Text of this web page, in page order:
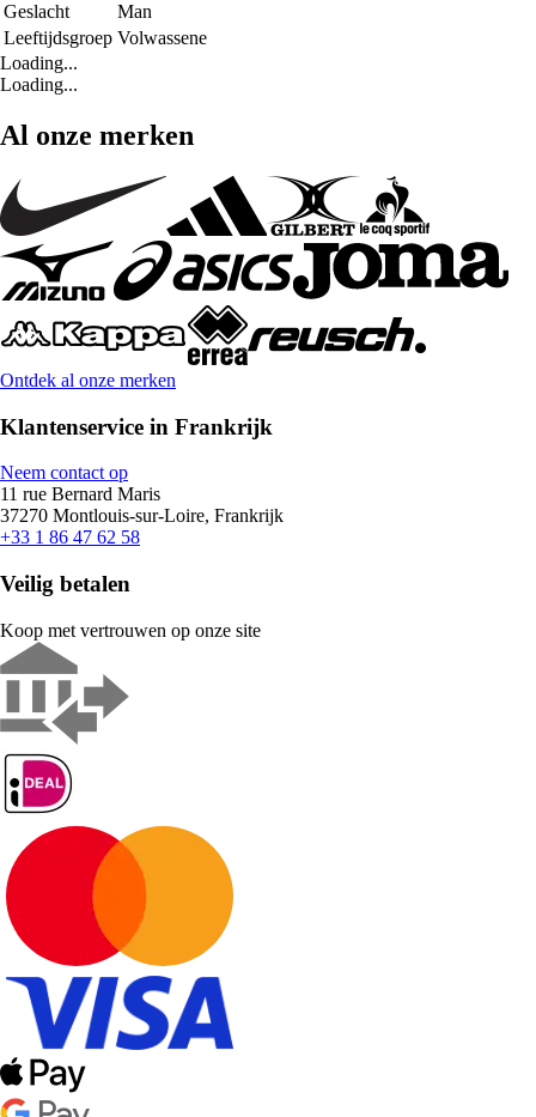
Geslacht
Man
Leeftijdsgroep Volwassene
Loading...
Loading...
Al onze merken
Ontdek al onze merken
Klantenservice in Frankrijk
Neem contact op
11 rue Bernard Maris
37270 Montlouis-sur-Loire, Frankrijk
+33 1 86 47 62 58
Veilig betalen
Koop met vertrouwen op onze site